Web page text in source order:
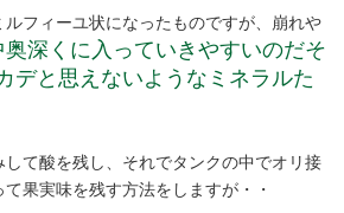
フィーユ状になったものですが、崩れや
深くに入っていきやすいのだそ
デと思えないようなミネラルた
て酸を残し、それでタンクの中でオリ接
果実味を残す方法をしますが・・